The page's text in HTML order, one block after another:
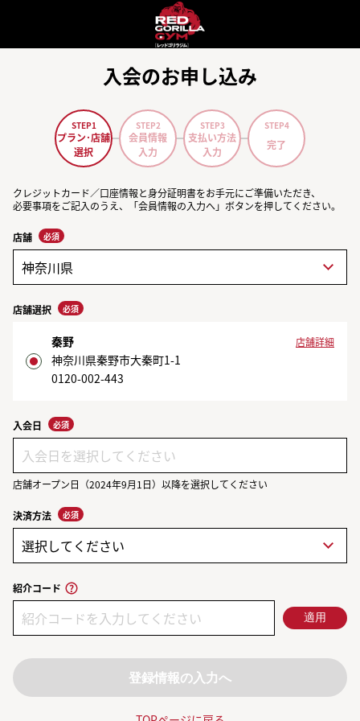
入会のお申し込み
STEP1
プラン･店舗
選択
STEP2
会員情報
入力
STEP3
支払い方法
入力
STEP4
完了
クレジットカード／口座情報と身分証明書をお手元にご準備いただき、
必要事項をご記入のうえ、「会員情報の入力へ」ボタンを押してください。
店舗 必須
店舗選択 必須
秦野
神奈川県秦野市大秦町1-1
0120-002-443
店舗詳細
入会日 必須
店舗オープン日（2024年9月1日）以降を選択してください
決済方法 必須
紹介コード
適用
登録情報の入力へ